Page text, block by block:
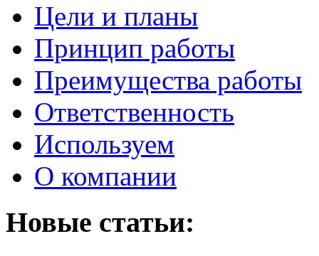
Цели и планы
Принцип работы
Преимущества работы
Ответственность
Используем
О компании
Новые статьи: